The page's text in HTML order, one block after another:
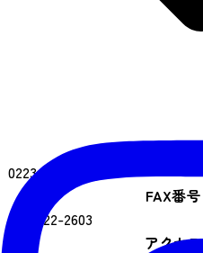
電話番号
0223-22-2672
FAX番号
0223-22-2603
アクセス